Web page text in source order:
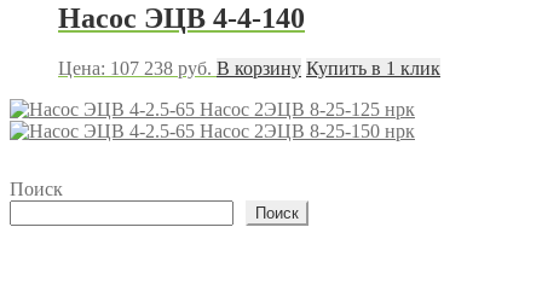
Насос ЭЦВ 4-4-140
Цена: 107 238 руб. В корзину Купить в 1 клик
Насос 2ЭЦВ 8-25-125 нрк
Насос 2ЭЦВ 8-25-150 нрк
Поиск
Поиск